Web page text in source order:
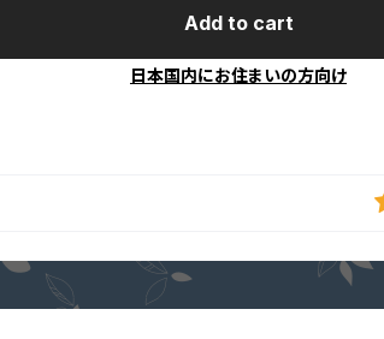
Add to cart
日本国内にお住まいの方向け